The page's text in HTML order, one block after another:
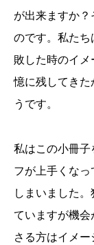
が出来ますか
のです。私たち
敗した時のイ
憶に残してきた
うです。
私はこの小冊
フが上手くな
しまいました
ていますが機会
さる方はイメ